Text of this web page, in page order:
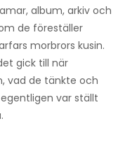
album, arkiv och
de föreställer
morbrors kusin.
gick till när
vad de tänkte och
var ställt